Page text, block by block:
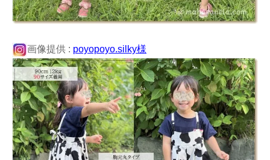
画像提供 : poyopoyo.silky様